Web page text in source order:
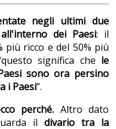
negli ultimi due
dei Paesi: il
più ricco e del 50% più
significa che le
sono ora persino
i Paesi”.
perché. Altro dato
il divario tra la